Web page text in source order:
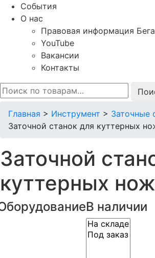
События
О нас
Правовая информация
YouTube
Вакансии
Контакты
Искать:
Главная > Инструмент > Заточные
Заточной станок для куттерных
Заточной
куттерных
В наличии